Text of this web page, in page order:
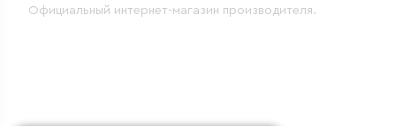
Официальный интернет-магазин производителя.